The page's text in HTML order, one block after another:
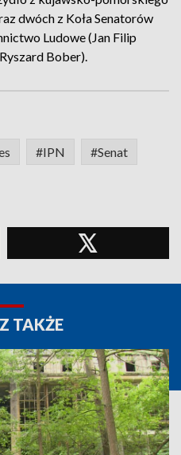
dwóch z Koła Senatorów
Ludowe (Jan Filip
Bober).
#IPN #Senat
TAKŻE